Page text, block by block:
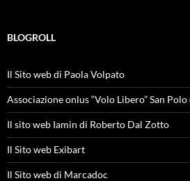
BLOGROLL
Il Sito web di Paola Volpato
Associazione onlus “Volo Libero” San
Il sito web Iamin di Roberto Dal Zotto
Il Sito web Exibart
Il Sito web di Marcadoc